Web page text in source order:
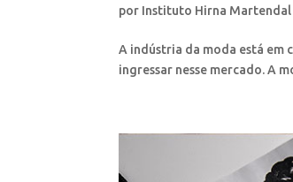
por Instituto Hirna Martendal
A indústria da moda está em
ingressar nesse mercado. A